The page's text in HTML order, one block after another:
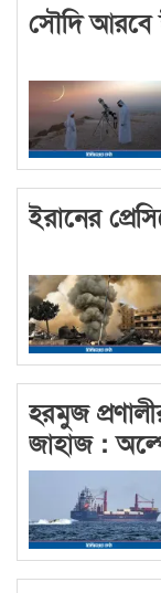
সৌদি আরবে
ইরানের
হরমুজ
জাহাজ :